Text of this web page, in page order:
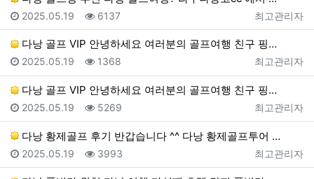
등록자
최고관리자
등록일
2025.05.19 조회
6137
다낭 골프 VIP 안녕하세요 여러분의 골프여행 친구 핑…
등록자
최고관리자
등록일
2025.05.19 조회
1368
다낭 골프 VIP 안녕하세요 여러분의 골프여행 친구 핑…
등록자
최고관리자
등록일
2025.05.19 조회
5269
다낭 황제골프 후기 반갑습니다 ^^ 다낭 황제골프투어 …
등록자
최고관리자
등록일
2025.05.19 조회
3993